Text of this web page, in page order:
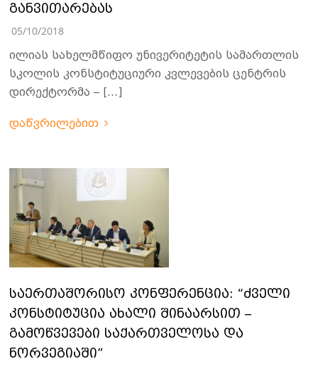
განვითარებას
05/10/2018
ილიას სახელმწიფო უნივერიტეტის სამართლის
სკოლის კონსტიტუციური კვლევების ცენტრის
დირექტორმა – […]
დაწვრილებით
საერთაშორისო კონფერენცია: “ძველი
კონსტიტუცია ახალი შინაარსით –
გამოწვევები საქართველოსა და
ნორვეგიაში”